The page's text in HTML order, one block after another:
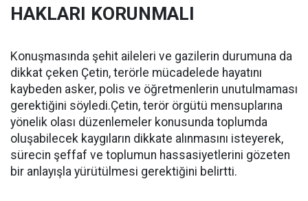
HAKLARI KORUNMALI
Konuşmasında şehit aileleri ve gazilerin durumuna da
dikkat çeken Çetin, terörle mücadelede hayatını
kaybeden asker, polis ve öğretmenlerin unutulmaması
gerektiğini söyledi.Çetin, terör örgütü mensuplarına
yönelik olası düzenlemeler konusunda toplumda
oluşabilecek kaygıların dikkate alınmasını isteyerek,
sürecin şeffaf ve toplumun hassasiyetlerini gözeten
bir anlayışla yürütülmesi gerektiğini belirtti.